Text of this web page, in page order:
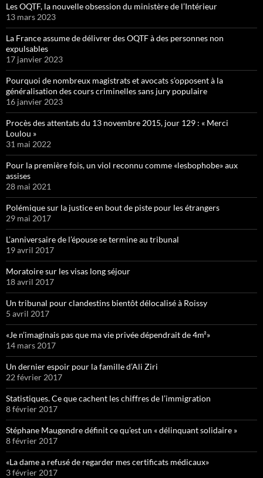
Les OQTF, la nouvelle obsession du ministère de l’Intérieur
13 mars 2023
La France assume de délivrer des OQTF à des personnes non
expulsables
17 janvier 2023
Pourquoi de nombreux magistrats et avocats s’opposent à la
généralisation des cours criminelles sans jury populaire
16 janvier 2023
Procès des attentats du 13 novembre 2015, jour 129 : « Merci
Loulou »
31 mai 2022
Pour la première fois, un viol reconnu comme «lesbophobe» aux
assises
28 mai 2021
Polémique sur la justice en bout de piste pour les étrangers
29 mai 2017
L’anniversaire de l’épouse se termine au tribunal
19 avril 2017
Moratoire sur les visas long séjour
18 avril 2017
Un tribunal pour clandestins bientôt délocalisé à Roissy
5 avril 2017
«Je n’imaginais pas que ma vie privée dépendrait de 4m²»
14 mars 2017
Un dernier espoir pour la famille d’Ali Ziri
22 février 2017
Statistiques. Ce que cachent les chiffres de l’immigration
8 février 2017
Stéphane Maugendre définit ce qu’est un « délinquant solidaire »
8 février 2017
«La dame a refusé de regarder mes certificats médicaux»
3 février 2017